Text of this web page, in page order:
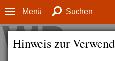
Hinweis zur
Menü Suchen